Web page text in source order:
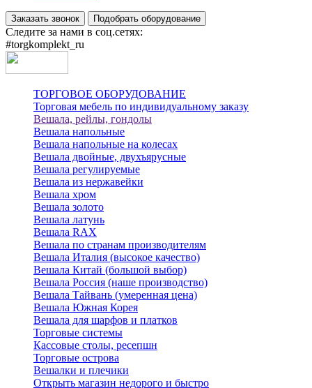
Заказать звонок Подобрать оборудование
Следите за нами в соц.сетях:
#torgkomplekt_ru
ТОРГОВОЕ ОБОРУДОВАНИЕ
Торговая мебель по индивидуальному заказу
Вешала, рейлы, гондолы
Вешала напольные
Вешала напольные на колесах
Вешала двойные, двухъярусные
Вешала регулируемые
Вешала из нержавейки
Вешала хром
Вешала золото
Вешала латунь
Вешала RAX
Вешала по странам производителям
Вешала Италия (высокое качество)
Вешала Китай (большой выбор)
Вешала Россия (наше производство)
Вешала Тайвань (умеренная цена)
Вешала Южная Корея
Вешала для шарфов и платков
Торговые системы
Кассовые столы, ресепшн
Торговые острова
Вешалки и плечики
Открыть магазин недорого и быстро